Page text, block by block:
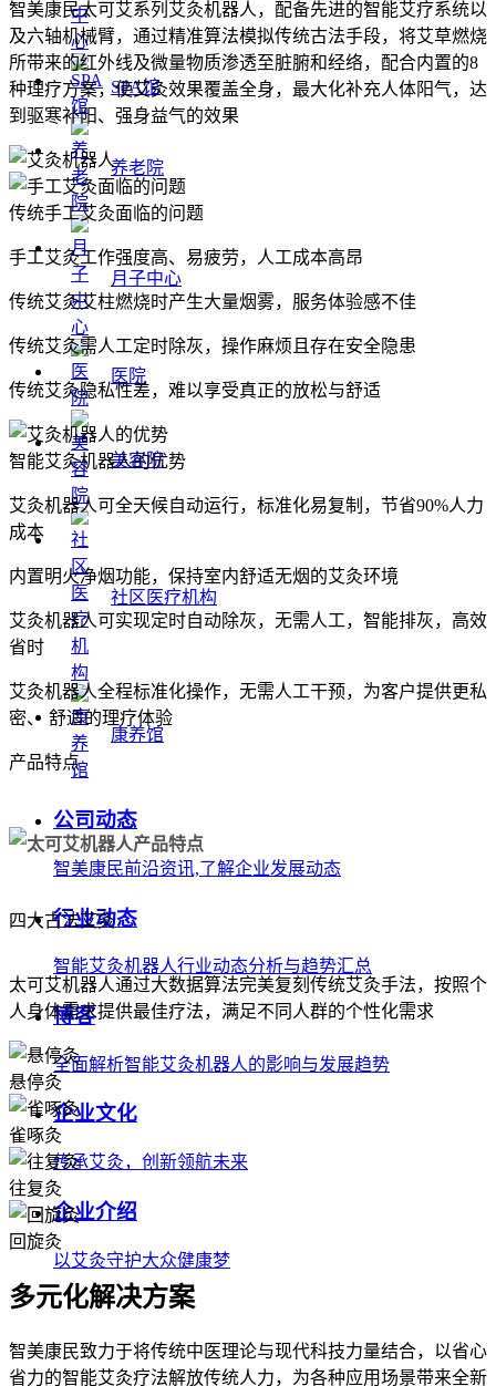
SPA馆
养老院
月子中心
医院
美容院
社区医疗机构
康养馆
公司动态
智美康民前沿资讯,了解企业发展动态
行业动态
智能艾灸机器人行业动态分析与趋势汇总
博客
全面解析智能艾灸机器人的影响与发展趋势
企业文化
传承艾灸，创新领航未来
企业介绍
以艾灸守护大众健康梦
智美康民太可艾系列艾灸机器人，配备先进的智能艾疗系统以
及六轴机械臂，通过精准算法模拟传统古法手段，将艾草燃烧
所带来的红外线及微量物质渗透至脏腑和经络，配合内置的8
种理疗方案，使艾灸效果覆盖全身，最大化补充人体阳气，达
到驱寒补阳、强身益气的效果
传统手工艾灸面临的问题
手工艾灸工作强度高、易疲劳，人工成本高昂
传统艾灸艾柱燃烧时产生大量烟雾，服务体验感不佳
传统艾灸需人工定时除灰，操作麻烦且存在安全隐患
传统艾灸隐私性差，难以享受真正的放松与舒适
智能艾灸机器人的优势
艾灸机器人可全天候自动运行，标准化易复制，节省90%人力
成本
内置明火净烟功能，保持室内舒适无烟的艾灸环境
艾灸机器人可实现定时自动除灰，无需人工，智能排灰，高效
省时
艾灸机器人全程标准化操作，无需人工干预，为客户提供更私
密、 舒适的理疗体验
产品特点
四大古法艾灸
太可艾机器人通过大数据算法完美复刻传统艾灸手法，按照个
人身体需求提供最佳疗法，满足不同人群的个性化需求
悬停灸
雀啄灸
往复灸
回旋灸
多元化解决方案
智美康民致力于将传统中医理论与现代科技力量结合，以省心
省力的智能艾灸疗法解放传统人力，为各种应用场景带来全新